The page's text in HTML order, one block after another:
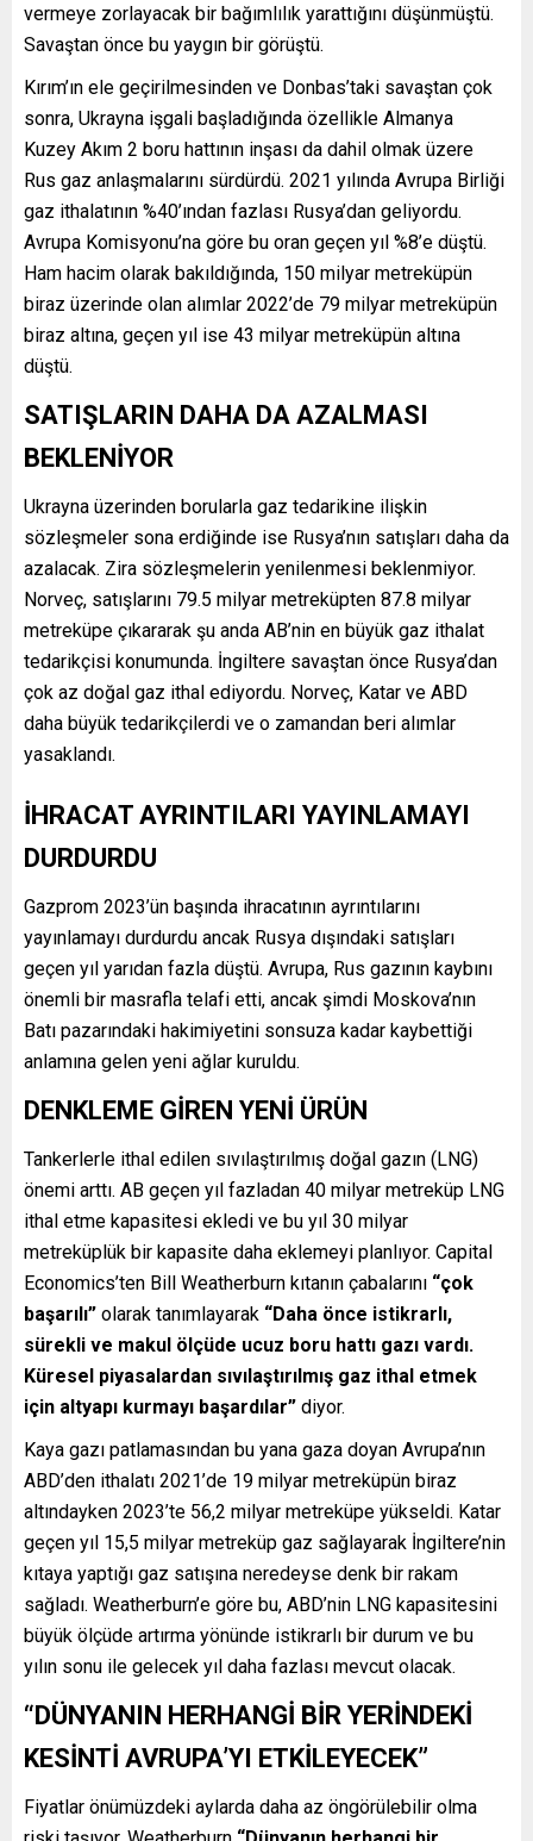
vermeye zorlayacak bir bağımlılık yarattığını düşünmüştü.
Savaştan önce bu yaygın bir görüştü.
Kırım’ın ele geçirilmesinden ve Donbas’taki savaştan çok
sonra, Ukrayna işgali başladığında özellikle Almanya
Kuzey Akım 2 boru hattının inşası da dahil olmak üzere
Rus gaz anlaşmalarını sürdürdü. 2021 yılında Avrupa Birliği
gaz ithalatının %40’ından fazlası Rusya’dan geliyordu.
Avrupa Komisyonu’na göre bu oran geçen yıl %8’e düştü.
Ham hacim olarak bakıldığında, 150 milyar metreküpün
biraz üzerinde olan alımlar 2022’de 79 milyar metreküpün
biraz altına, geçen yıl ise 43 milyar metreküpün altına
düştü.
SATIŞLARIN DAHA DA AZALMASI
BEKLENİYOR
Ukrayna üzerinden borularla gaz tedarikine ilişkin
sözleşmeler sona erdiğinde ise Rusya’nın satışları daha da
azalacak. Zira sözleşmelerin yenilenmesi beklenmiyor.
Norveç, satışlarını 79.5 milyar metreküpten 87.8 milyar
metreküpe çıkararak şu anda AB’nin en büyük gaz ithalat
tedarikçisi konumunda. İngiltere savaştan önce Rusya’dan
çok az doğal gaz ithal ediyordu. Norveç, Katar ve ABD
daha büyük tedarikçilerdi ve o zamandan beri alımlar
yasaklandı.
İHRACAT AYRINTILARI YAYINLAMAYI
DURDURDU
Gazprom 2023’ün başında ihracatının ayrıntılarını
yayınlamayı durdurdu ancak Rusya dışındaki satışları
geçen yıl yarıdan fazla düştü. Avrupa, Rus gazının kaybını
önemli bir masrafla telafi etti, ancak şimdi Moskova’nın
Batı pazarındaki hakimiyetini sonsuza kadar kaybettiği
anlamına gelen yeni ağlar kuruldu.
DENKLEME GİREN YENİ ÜRÜN
Tankerlerle ithal edilen sıvılaştırılmış doğal gazın (LNG)
önemi arttı. AB geçen yıl fazladan 40 milyar metreküp LNG
ithal etme kapasitesi ekledi ve bu yıl 30 milyar
metreküplük bir kapasite daha eklemeyi planlıyor. Capital
Economics’ten Bill Weatherburn kıtanın çabalarını “çok
başarılı” olarak tanımlayarak “Daha önce istikrarlı,
sürekli ve makul ölçüde ucuz boru hattı gazı vardı.
Küresel piyasalardan sıvılaştırılmış gaz ithal etmek
için altyapı kurmayı başardılar” diyor.
Kaya gazı patlamasından bu yana gaza doyan Avrupa’nın
ABD’den ithalatı 2021’de 19 milyar metreküpün biraz
altındayken 2023’te 56,2 milyar metreküpe yükseldi. Katar
geçen yıl 15,5 milyar metreküp gaz sağlayarak İngiltere’nin
kıtaya yaptığı gaz satışına neredeyse denk bir rakam
sağladı. Weatherburn’e göre bu, ABD’nin LNG kapasitesini
büyük ölçüde artırma yönünde istikrarlı bir durum ve bu
yılın sonu ile gelecek yıl daha fazlası mevcut olacak.
“DÜNYANIN HERHANGİ BİR YERİNDEKİ
KESİNTİ AVRUPA’YI ETKİLEYECEK”
Fiyatlar önümüzdeki aylarda daha az öngörülebilir olma